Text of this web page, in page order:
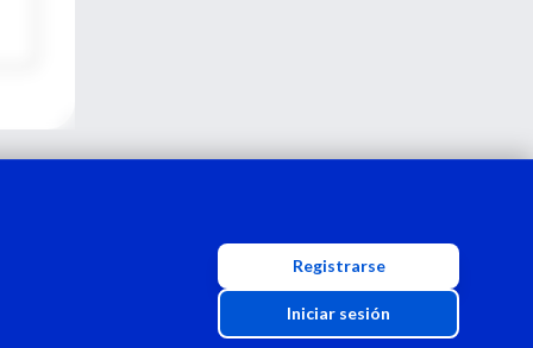
Registrarse
Iniciar sesión